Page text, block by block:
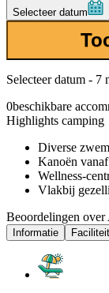
Selecteer datum
Selecteer datum - 7
0beschikbare
Highlights camping
Diverse
Kanoën
Wellness-
Vlakbij
Beoordelingen over
Informatie